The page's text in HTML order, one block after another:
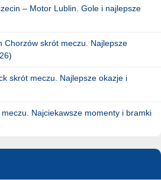
– Motor Lublin. Gole i najlepsze
Chorzów skrót meczu. Najlepsze
skrót meczu. Najlepsze okazje i
Najciekawsze momenty i bramki